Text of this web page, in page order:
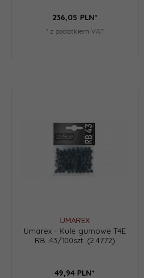
236,05 PLN*
* z podatkiem VAT
UMAREX
Umarex - Kule gumowe T4E
RB .43/100szt. (2.4772)
49,94 PLN*